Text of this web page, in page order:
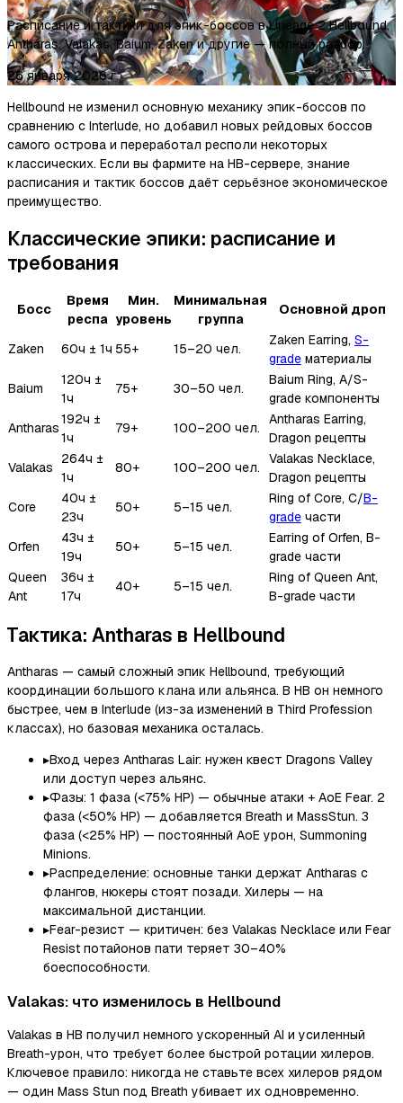
Расписание и тактики для эпик-боссов в Lineage 2 Hellbound.
Antharas, Valakas, Baium, Zaken и другие — полный разбор.
26 января 2026 г.
Hellbound не изменил основную механику эпик-боссов по
сравнению с Interlude, но добавил новых рейдовых боссов
самого острова и переработал респоли некоторых
классических. Если вы фармите на HB-сервере, знание
расписания и тактик боссов даёт серьёзное экономическое
преимущество.
Классические эпики: расписание и
требования
Босс
Время
респа
Мин.
уровень
Минимальная
группа
Основной дроп
Zaken 60ч ± 1ч 55+ 15–20 чел.
Zaken Earring, S-
grade материалы
Baium
120ч ±
1ч
75+ 30–50 чел.
Baium Ring, A/S-
grade компоненты
Antharas
192ч ±
1ч
79+ 100–200 чел.
Antharas Earring,
Dragon рецепты
Valakas
264ч ±
1ч
80+ 100–200 чел.
Valakas Necklace,
Dragon рецепты
Core
40ч ±
23ч
50+ 5–15 чел.
Ring of Core, C/B-
grade части
Orfen
43ч ±
19ч
50+ 5–15 чел.
Earring of Orfen, B-
grade части
Queen
Ant
36ч ±
17ч
40+ 5–15 чел.
Ring of Queen Ant,
B-grade части
Тактика: Antharas в Hellbound
Antharas — самый сложный эпик Hellbound, требующий
координации большого клана или альянса. В HB он немного
быстрее, чем в Interlude (из-за изменений в Third Profession
классах), но базовая механика осталась.
▸Вход через Antharas Lair: нужен квест Dragons Valley
или доступ через альянс.
▸Фазы: 1 фаза (<75% HP) — обычные атаки + AoE Fear. 2
фаза (<50% HP) — добавляется Breath и MassStun. 3
фаза (<25% HP) — постоянный AoE урон, Summoning
Minions.
▸Распределение: основные танки держат Antharas с
флангов, нюкеры стоят позади. Хилеры — на
максимальной дистанции.
▸Fear-резист — критичен: без Valakas Necklace или Fear
Resist потайонов пати теряет 30–40%
боеспособности.
Valakas: что изменилось в Hellbound
Valakas в HB получил немного ускоренный AI и усиленный
Breath-урон, что требует более быстрой ротации хилеров.
Ключевое правило: никогда не ставьте всех хилеров рядом
— один Mass Stun под Breath убивает их одновременно.